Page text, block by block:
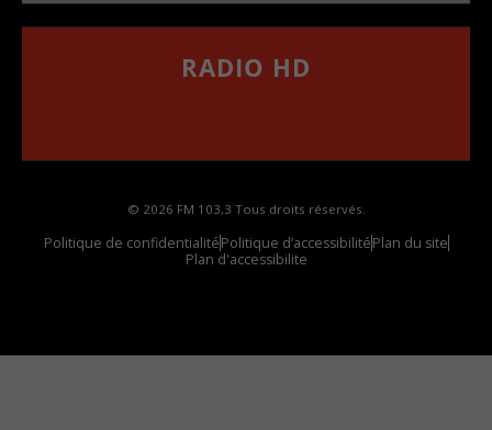
RADIO HD
© 2026 FM 103,3 Tous droits réservés.
Politique de confidentialitéPolitique d’accessibilitéPlan du site
Plan d'accessibilite